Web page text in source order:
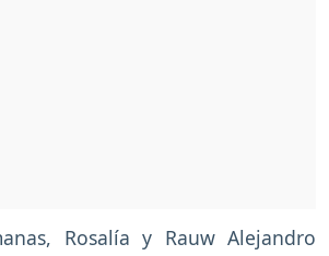
Rosalía y Rauw Alejandro